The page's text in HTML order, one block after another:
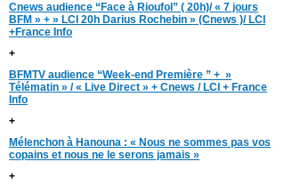
Cnews audience “Face à Rioufol” ( 20h)/ « 7 jours
BFM » + » LCI 20h Darius Rochebin » (Cnews )/ LCI
+France Info
+
BFMTV audience “Week-end Première ” + »
Télématin » / « Live Direct » + Cnews / LCI + France
Info
+
Mélenchon à Hanouna : « Nous ne sommes pas vos
copains et nous ne le serons jamais »
+